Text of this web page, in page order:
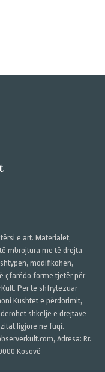
e art. Materialet,
mbrojtura me të drejta
modifikohen,
çfarëdo forme tjetër për
Për të shfrytëzuar
Kushtet e përdorimit,
shkelje e drejtave
ligjore në fuqi.
Adresa: Rr.
Kosovë